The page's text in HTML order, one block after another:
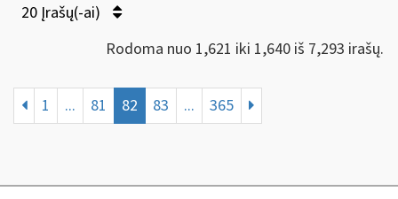
20 Įrašų(-ai)
Rodoma nuo 1,621 iki 1,640 iš 7,293 irašų.
1 ... 81 82 83 ... 365